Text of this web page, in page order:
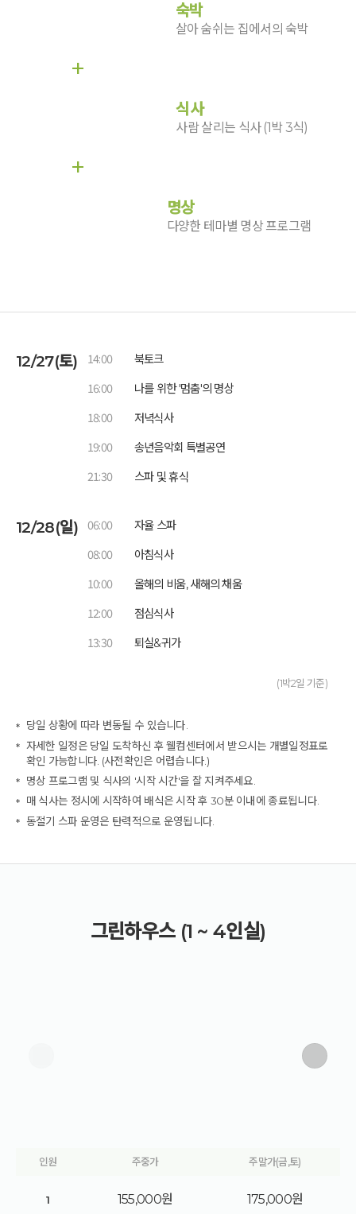
숙박
살아 숨쉬는 집에서의 숙박
+
식사
사람 살리는 식사 (1박 3식)
+
명상
다양한 테마별 명상 프로그램
12/27(토) 14:00 북토크
16:00 나를 위한 '멈춤'의 명상
18:00 저녁식사
19:00 송년음악회 특별공연
21:30 스파 및 휴식
12/28(일) 06:00 자율 스파
08:00 아침식사
10:00 올해의 비움, 새해의 채움
12:00 점심식사
13:30 퇴실&귀가
(1박2일 기준)
당일 상황에 따라 변동될 수 있습니다.
자세한 일정은 당일 도착하신 후 웰컴센터에서 받으시는 개별일정표로
확인 가능합니다. (사전확인은 어렵습니다.)
명상 프로그램 및 식사의 '시작 시간'을 잘 지켜주세요.
매 식사는 정시에 시작하여 배식은 시작 후 30분 이내에 종료됩니다.
동절기 스파 운영은 탄력적으로 운영됩니다.
그린하우스 (1 ~ 4인실)
인원 주중가 주말가(금,토)
1 155,000원 175,000원